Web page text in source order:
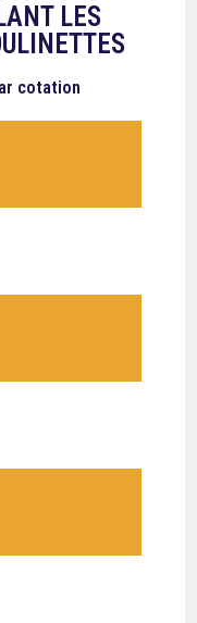
LES
cotation